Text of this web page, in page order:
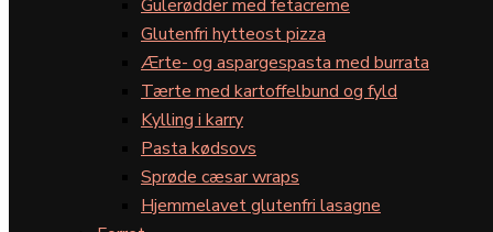
Gulerødder med fetacreme
Glutenfri hytteost pizza
Ærte- og aspargespasta med burrata
Tærte med kartoffelbund og fyld
Kylling i karry
Pasta kødsovs
Sprøde cæsar wraps
Hjemmelavet glutenfri lasagne